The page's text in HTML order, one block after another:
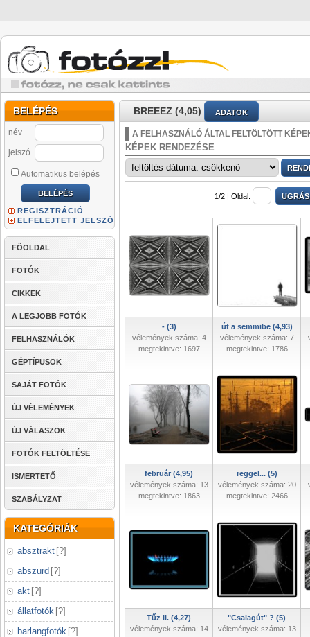
BELÉPÉS
név
jelszó
Automatikus belépés
REGISZTRÁCIÓ
ELFELEJTETT JELSZÓ
FŐOLDAL
FOTÓK
CIKKEK
A LEGJOBB FOTÓK
FELHASZNÁLÓK
GÉPTÍPUSOK
SAJÁT FOTÓK
ÚJ VÉLEMÉNYEK
ÚJ VÁLASZOK
FOTÓK FELTÖLTÉSE
ISMERTETŐ
SZABÁLYZAT
KATEGÓRIÁK
absztrakt [?]
abszurd [?]
akt [?]
állatfotók [?]
barlangfotók [?]
BREEEZ (4,05) ADATOK
A FELHASZNÁLÓ ÁLTAL FELTÖLTÖTT
KÉPEK RENDEZÉSE
1/2 | Oldal:
- (3)
vélemények száma: 4
megtekintve: 1697
út a semmibe (4,93)
vélemények száma: 7
megtekintve: 1786
február (4,95)
vélemények száma: 13
megtekintve: 1863
reggel... (5)
vélemények száma: 20
megtekintve: 2466
Tűz II. (4,27)
vélemények száma: 14
"Csalagút" ? (5)
vélemények száma: 13